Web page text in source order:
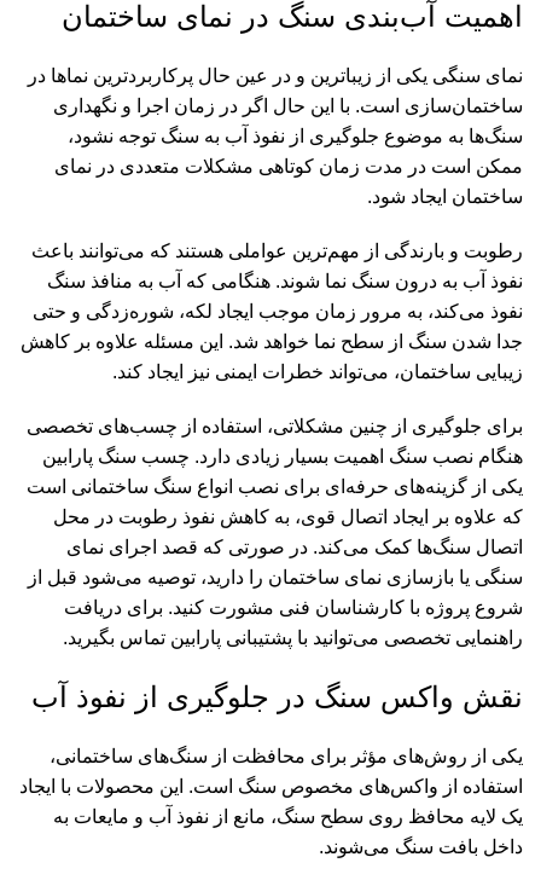
اهمیت آب‌بندی سنگ در نمای ساختمان
نمای سنگی یکی از زیباترین و در عین حال پرکاربردترین نماها در
ساختمان‌سازی است. با این حال اگر در زمان اجرا و نگهداری
سنگ‌ها به موضوع جلوگیری از نفوذ آب به سنگ توجه نشود،
ممکن است در مدت زمان کوتاهی مشکلات متعددی در نمای
ساختمان ایجاد شود.
رطوبت و بارندگی از مهم‌ترین عواملی هستند که می‌توانند باعث
نفوذ آب به درون سنگ نما شوند. هنگامی که آب به منافذ سنگ
نفوذ می‌کند، به مرور زمان موجب ایجاد لکه، شوره‌زدگی و حتی
جدا شدن سنگ از سطح نما خواهد شد. این مسئله علاوه بر کاهش
زیبایی ساختمان، می‌تواند خطرات ایمنی نیز ایجاد کند.
برای جلوگیری از چنین مشکلاتی، استفاده از چسب‌های تخصصی
هنگام نصب سنگ اهمیت بسیار زیادی دارد. چسب سنگ پارابین
یکی از گزینه‌های حرفه‌ای برای نصب انواع سنگ ساختمانی است
که علاوه بر ایجاد اتصال قوی، به کاهش نفوذ رطوبت در محل
اتصال سنگ‌ها کمک می‌کند. در صورتی که قصد اجرای نمای
سنگی یا بازسازی نمای ساختمان را دارید، توصیه می‌شود قبل از
شروع پروژه با کارشناسان فنی مشورت کنید. برای دریافت
راهنمایی تخصصی می‌توانید با پشتیبانی پارابین تماس بگیرید.
نقش واکس سنگ در جلوگیری از نفوذ آب
یکی از روش‌های مؤثر برای محافظت از سنگ‌های ساختمانی،
استفاده از واکس‌های مخصوص سنگ است. این محصولات با ایجاد
یک لایه محافظ روی سطح سنگ، مانع از نفوذ آب و مایعات به
داخل بافت سنگ می‌شوند.